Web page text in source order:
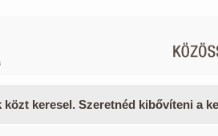
közt keresel. Szeretnéd kibővíteni a